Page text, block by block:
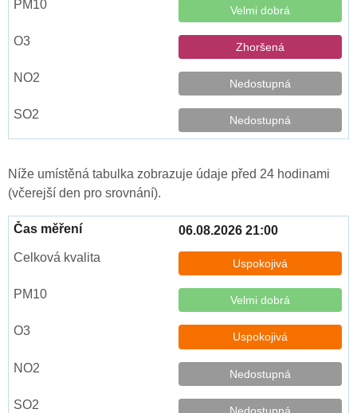
Velmi dobrá
Zhoršená
Nedostupná
Nedostupná
Níže umístěná tabulka zobrazuje údaje před 24 hodinami
(včerejší den pro srovnání).
06.08.2026 21:00
Uspokojivá
Velmi dobrá
Uspokojivá
Nedostupná
Nedostupná